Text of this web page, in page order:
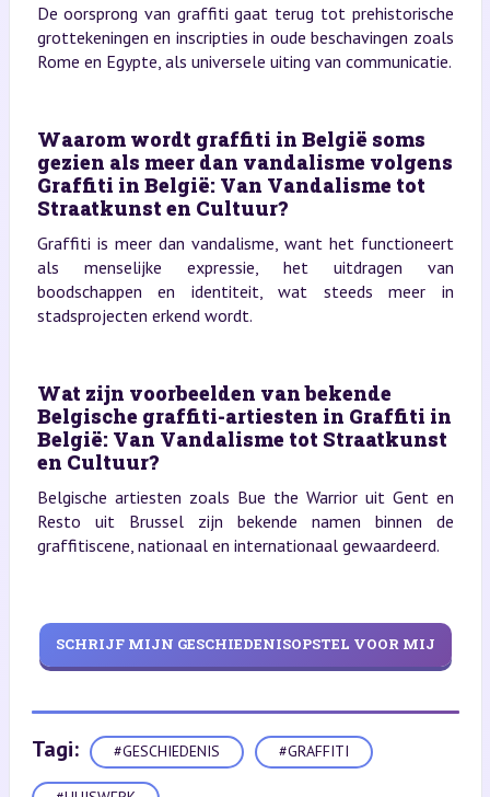
De oorsprong van graffiti gaat terug tot prehistorische
grottekeningen en inscripties in oude beschavingen zoals
Rome en Egypte, als universele uiting van communicatie.
Waarom wordt graffiti in België soms
gezien als meer dan vandalisme volgens
Graffiti in België: Van Vandalisme tot
Straatkunst en Cultuur?
Graffiti is meer dan vandalisme, want het functioneert
als menselijke expressie, het uitdragen van
boodschappen en identiteit, wat steeds meer in
stadsprojecten erkend wordt.
Wat zijn voorbeelden van bekende
Belgische graffiti-artiesten in Graffiti in
België: Van Vandalisme tot Straatkunst
en Cultuur?
Belgische artiesten zoals Bue the Warrior uit Gent en
Resto uit Brussel zijn bekende namen binnen de
graffitiscene, nationaal en internationaal gewaardeerd.
SCHRIJF MIJN GESCHIEDENISOPSTEL VOOR MIJ
Tagi: #GESCHIEDENIS #GRAFFITI